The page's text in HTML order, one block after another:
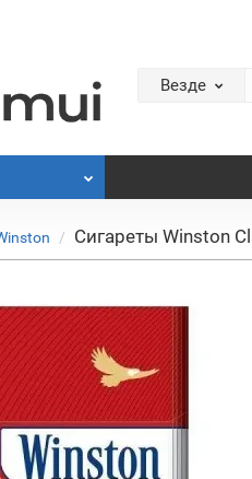
Везде
Сигареты Winston